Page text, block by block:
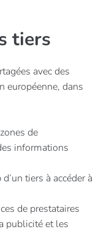
tiers
avec des
européenne, dans
de
informations
tiers à accéder à
de prestataires
publicité et les